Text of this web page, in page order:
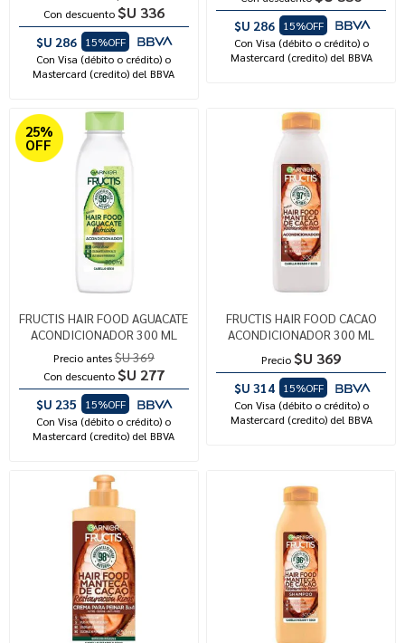
Con descuento $U 336
$U 286
15%OFF
Con Visa (débito o crédito) o
Mastercard (credito) del BBVA
$U 286
15%OFF
Con Visa (débito o crédito) o
Mastercard (credito) del BBVA
25%
OFF
FRUCTIS HAIR FOOD AGUACATE
ACONDICIONADOR 300 ML
Precio antes$U 369
Con descuento $U 277
$U 235
15%OFF
Con Visa (débito o crédito) o
Mastercard (credito) del BBVA
FRUCTIS HAIR FOOD CACAO
ACONDICIONADOR 300 ML
Precio $U 369
$U 314
15%OFF
Con Visa (débito o crédito) o
Mastercard (credito) del BBVA